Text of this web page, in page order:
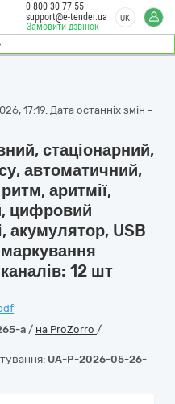
Замовити дзвінок
0 800 30 77 55
support@e-tender.ua
UK
17:19. Дата останніх змін -
стаціонарний,
автоматичний,
аритмії,
цифровий
акумулятор, USB
12 шт
a / на ProZorro /
UA-P-2026-05-26-